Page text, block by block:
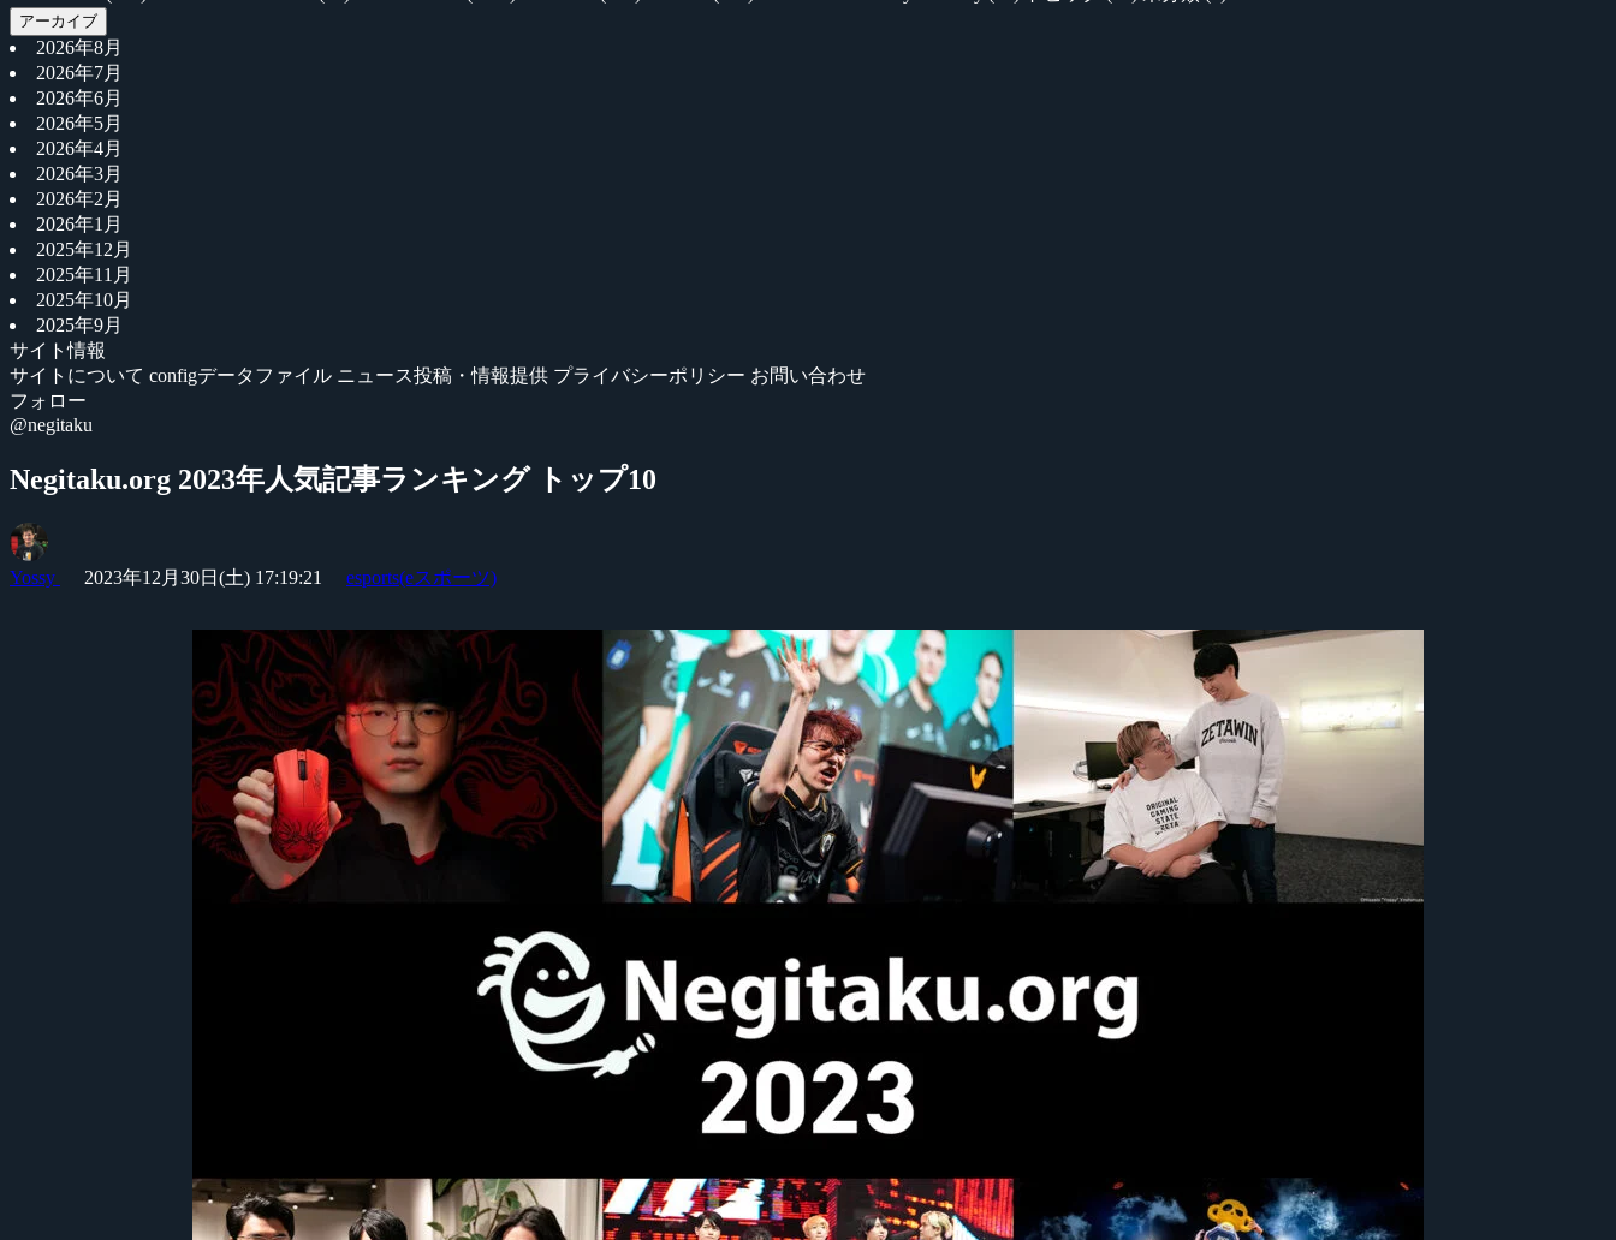
アーカイブ
2026年8月
2026年7月
2026年6月
2026年5月
2026年4月
2026年3月
2026年2月
2026年1月
2025年12月
2025年11月
2025年10月
2025年9月
サイト情報
サイトについて configデータファイル ニュース投稿・情報提供 プライバシーポリシー お問い合わせ
フォロー
@negitaku
Negitaku.org 2023年人気記事ランキング トップ10
Yossy 2023年12月30日(土) 17:19:21 esports(eスポーツ)